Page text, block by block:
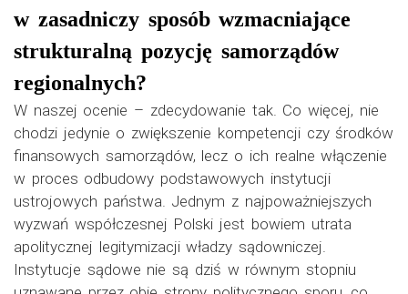
w zasadniczy sposób wzmacniające
strukturalną pozycję samorządów
regionalnych?
W naszej ocenie – zdecydowanie tak. Co więcej, nie
chodzi jedynie o zwiększenie kompetencji czy środków
finansowych samorządów, lecz o ich realne włączenie
w proces odbudowy podstawowych instytucji
ustrojowych państwa. Jednym z najpoważniejszych
wyzwań współczesnej Polski jest bowiem utrata
apolitycznej legitymizacji władzy sądowniczej.
Instytucje sądowe nie są dziś w równym stopniu